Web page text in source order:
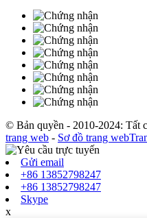
© Bản quyền - 2010-2024: Tất
trang web - Sơ đồ trang
Gửi email
+86 13852798247
+86 13852798247
Skype
x